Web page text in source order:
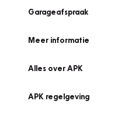
Garageafspraak
Meer informatie
Alles over APK
APK regelgeving